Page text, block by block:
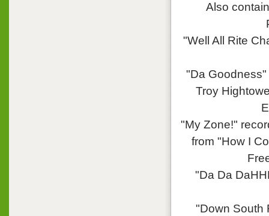
Also
"Well All Rite
"Da
Troy
"My Zone!"
from "How I
"Da Da
"Down South